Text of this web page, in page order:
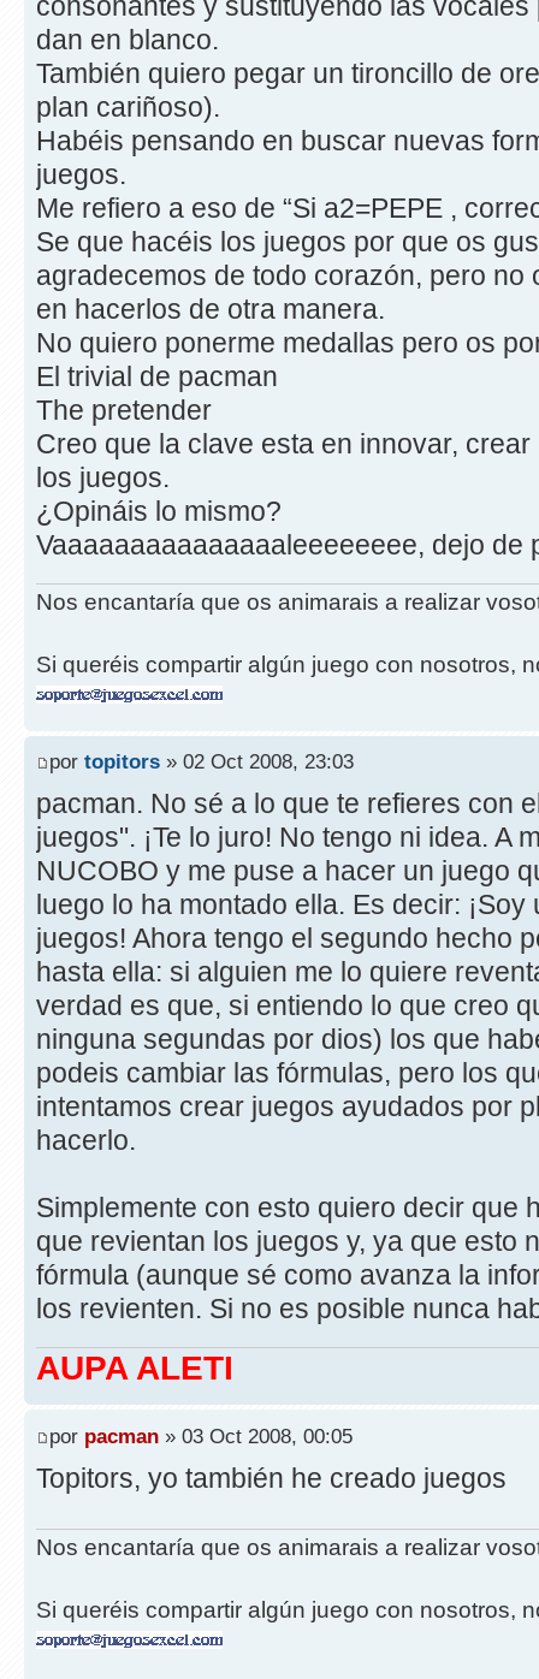
dan en blanco.
También quiero pegar un tironcillo de
plan cariñoso).
Habéis pensando en buscar nuevas
juegos.
Me refiero a eso de “Si a2=PEPE ,
Se que hacéis los juegos por que os
agradecemos de todo corazón, pero no
en hacerlos de otra manera.
No quiero ponerme medallas pero os
El trivial de pacman
The pretender
Creo que la clave esta en innovar,
los juegos.
¿Opináis lo mismo?
Vaaaaaaaaaaaaaaaleeeeeeee, dejo de
Nos encantaría que os animarais a realizar
Si queréis compartir algún juego con nosotros,
por topitors » 02 Oct 2008, 23:03
pacman. No sé a lo que te refieres con
juegos". ¡Te lo juro! No tengo ni idea. A
NUCOBO y me puse a hacer un juego
luego lo ha montado ella. Es decir:
juegos! Ahora tengo el segundo hecho
hasta ella: si alguien me lo quiere
verdad es que, si entiendo lo que creo
ninguna segundas por dios) los que
podeis cambiar las fórmulas, pero los
intentamos crear juegos ayudados por
hacerlo.
Simplemente con esto quiero decir que
que revientan los juegos y, ya que esto
fórmula (aunque sé como avanza la
los revienten. Si no es posible nunca
AUPA ALETI
por pacman » 03 Oct 2008, 00:05
Topitors, yo también he creado juegos
Nos encantaría que os animarais a realizar
Si queréis compartir algún juego con nosotros,